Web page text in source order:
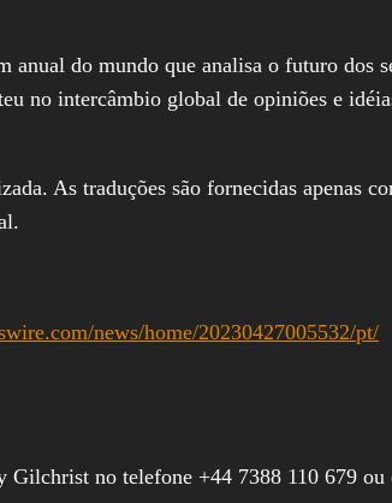
do mundo que analisa o futuro dos
no intercâmbio global de opiniões e
As traduções são fornecidas apenas
news/home/20230427005532/pt/
Gilchrist no telefone +44 7388 110 679 ou